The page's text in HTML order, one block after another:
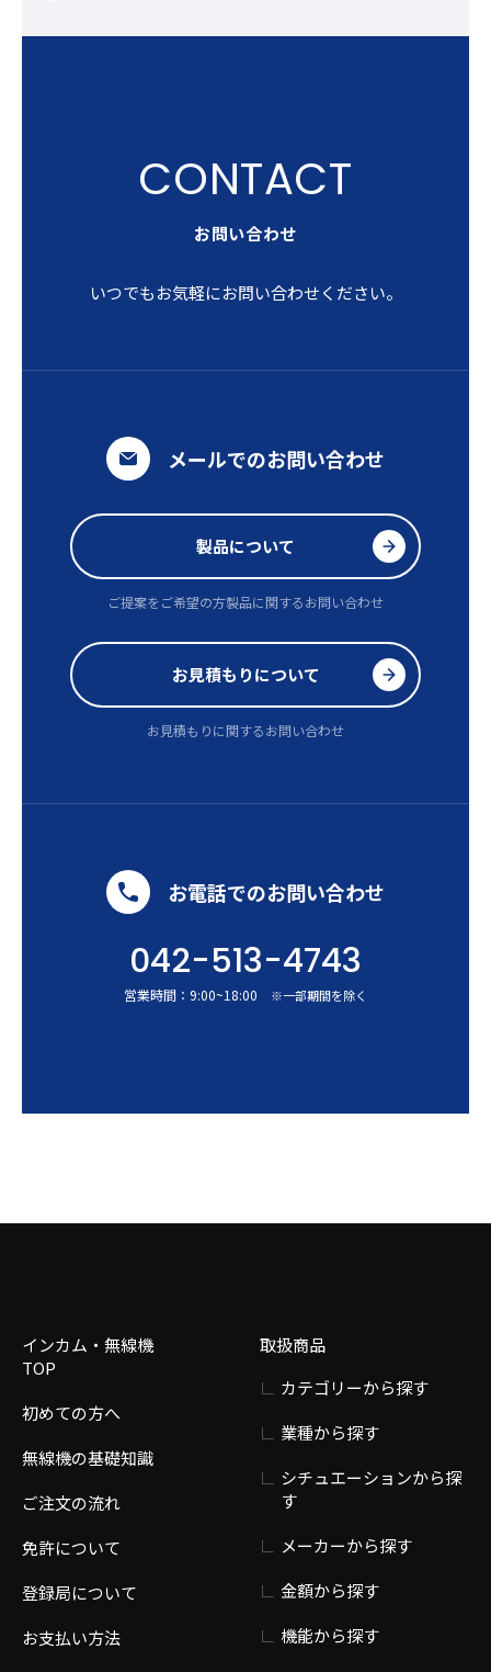
お問い合わせ
いつでもお気軽にお問い合わせください。
メールでのお問い合わせ
製品について
ご提案をご希望の方製品に関するお問い合わせ
お見積もりについて
お見積もりに関するお問い合わせ
お電話でのお問い合わせ
042-513-4743
営業時間： 9:00~18:00 ※一部期間を除く
インカム・無線機
TOP
初めての方へ
無線機の基礎知識
ご注文の流れ
免許について
登録局について
お支払い方法
取扱商品
カテゴリーから探す
業種から探す
シチュエーションから探
す
メーカーから探す
金額から探す
機能から探す